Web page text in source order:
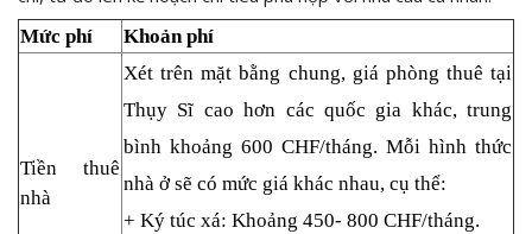
Mức phí Khoản phí
Tiền thuê
nhà
Xét trên mặt bằng chung, giá phòng thuê tại
Thụy Sĩ cao hơn các quốc gia khác, trung
bình khoảng 600 CHF/tháng. Mỗi hình thức
nhà ở sẽ có mức giá khác nhau, cụ thể:
+ Ký túc xá: Khoảng 450- 800 CHF/tháng.